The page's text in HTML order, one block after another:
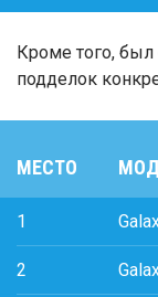
Кроме того, был
подделок
МЕСТО
1
2